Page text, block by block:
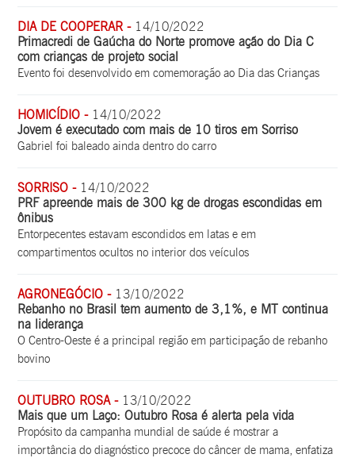
DIA DE COOPERAR - 14/10/2022
Primacredi de Gaúcha do Norte promove ação do Dia C
com crianças de projeto social
Evento foi desenvolvido em comemoração ao Dia das Crianças
HOMICÍDIO - 14/10/2022
Jovem é executado com mais de 10 tiros em Sorriso
Gabriel foi baleado ainda dentro do carro
SORRISO - 14/10/2022
PRF apreende mais de 300 kg de drogas escondidas em
ônibus
Entorpecentes estavam escondidos em latas e em
compartimentos ocultos no interior dos veículos
AGRONEGÓCIO - 13/10/2022
Rebanho no Brasil tem aumento de 3,1%, e MT continua
na liderança
O Centro-Oeste é a principal região em participação de rebanho
bovino
OUTUBRO ROSA - 13/10/2022
Mais que um Laço: Outubro Rosa é alerta pela vida
Propósito da campanha mundial de saúde é mostrar a
importância do diagnóstico precoce do câncer de mama, enfatiza